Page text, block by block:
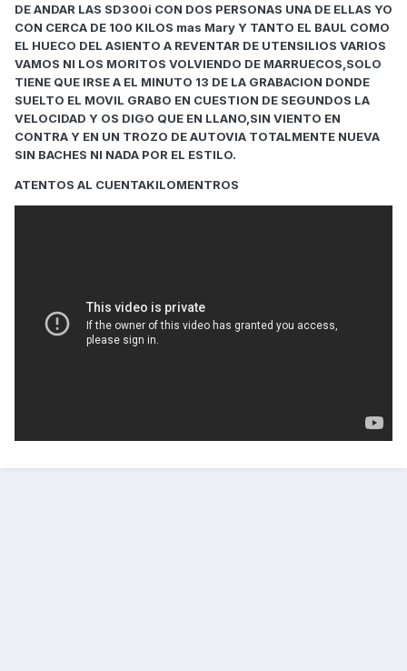
DE ANDAR LAS SD300i CON DOS PERSONAS UNA DE ELLAS YO
CON CERCA DE 100 KILOS mas Mary Y TANTO EL BAUL COMO
EL HUECO DEL ASIENTO A REVENTAR DE UTENSILIOS VARIOS
VAMOS NI LOS MORITOS VOLVIENDO DE MARRUECOS,SOLO
TIENE QUE IRSE A EL MINUTO 13 DE LA GRABACION DONDE
SUELTO EL MOVIL GRABO EN CUESTION DE SEGUNDOS LA
VELOCIDAD Y OS DIGO QUE EN LLANO,SIN VIENTO EN
CONTRA Y EN UN TROZO DE AUTOVIA TOTALMENTE NUEVA
SIN BACHES NI NADA POR EL ESTILO.
ATENTOS AL CUENTAKILOMENTROS